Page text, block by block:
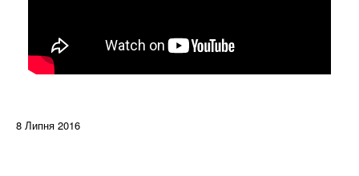
8 Липня 2016